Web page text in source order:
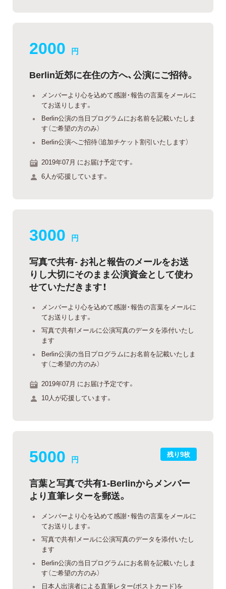
2000 円
Berlin近郊に在住の方へ、公演にご招待。
メンバーより心を込めて感謝・報告の言葉をメールに
てお送りします。
Berlin公演の当日プログラムにお名前を記載いたしま
す（ご希望の方のみ）
Berlin公演へご招待（追加チケット割引いたします）
2019年07月 にお届け予定です。
6人が応援しています。
3000 円
写真で共有- お礼と報告のメールをお送
りし大切にそのまま公演資金として使わ
せていただきます！
メンバーより心を込めて感謝・報告の言葉をメールに
てお送りします。
写真で共有!メールに公演写真のデータを添付いたし
ます
Berlin公演の当日プログラムにお名前を記載いたしま
す（ご希望の方のみ）
2019年07月 にお届け予定です。
10人が応援しています。
残り9枚
5000 円
言葉と写真で共有1-Berlinからメンバー
より直筆レターを郵送。
メンバーより心を込めて感謝・報告の言葉をメールに
てお送りします。
写真で共有!メールに公演写真のデータを添付いたし
ます
Berlin公演の当日プログラムにお名前を記載いたしま
す（ご希望の方のみ）
日本人出演者による直筆レター(ポストカード)を